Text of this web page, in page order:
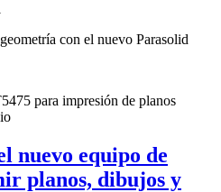
nuevo equipo de
planos, dibujos y